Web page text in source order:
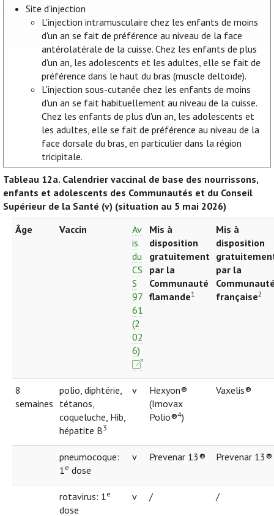
Site d’injection
L'injection intramusculaire chez les enfants de moins
d'un an se fait de préférence au niveau de la face
antérolatérale de la cuisse. Chez les enfants de plus
d'un an, les adolescents et les adultes, elle se fait de
préférence dans le haut du bras (muscle deltoïde).
L'injection sous-cutanée chez les enfants de moins
d'un an se fait habituellement au niveau de la cuisse.
Chez les enfants de plus d'un an, les adolescents et
les adultes, elle se fait de préférence au niveau de la
face dorsale du bras, en particulier dans la région
tricipitale.
Tableau 12a. Calendrier vaccinal de base des nourrissons,
enfants et adolescents des Communautés et du Conseil
Supérieur de la Santé (v) (situation au 5 mai 2026)
Âge
Vaccin
Av
is
du
CS
S
97
61
(2
02
6)
Mis à
disposition
gratuitement
par la
Communauté
flamande1
Mis à
disposition
par la
française2
8
semaines
polio, diphtérie,
tétanos,
coqueluche, Hib,
hépatite B3
v
Hexyon®
(Imovax
Polio®4)
Vaxelis®
pneumocoque:
1e dose
v Prevenar 13® Prevenar 13®
rotavirus: 1e
dose
v / /